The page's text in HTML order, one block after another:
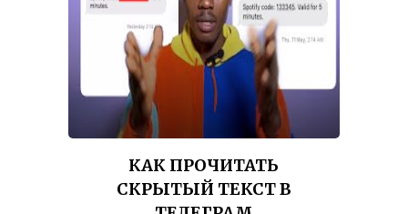
КАК ПРОЧИТАТЬ
СКРЫТЫЙ ТЕКСТ В